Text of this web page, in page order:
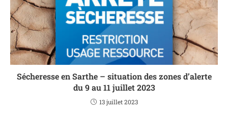
Sécheresse en Sarthe – situation des zones d’alerte
du 9 au 11 juillet 2023
13 juillet 2023